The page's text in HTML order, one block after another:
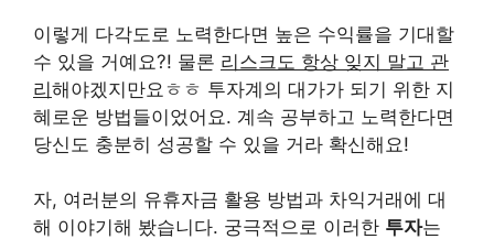
이렇게 다각도로 노력한다면 높은 수익률을 기대할
수 있을 거예요?! 물론 리스크도 항상 잊지 말고 관
리해야겠지만요ㅎㅎ 투자계의 대가가 되기 위한 지
혜로운 방법들이었어요. 계속 공부하고 노력한다면
당신도 충분히 성공할 수 있을 거라 확신해요!
자, 여러분의 유휴자금 활용 방법과 차익거래에 대
해 이야기해 봤습니다. 궁극적으로 이러한 투자는